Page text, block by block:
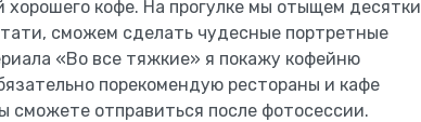
хорошего кофе. На прогулке мы отыщем десятки
сможем сделать чудесные портретные
«Во все тяжкие» я покажу кофейню
порекомендую рестораны и кафе
сможете отправиться после фотосессии.